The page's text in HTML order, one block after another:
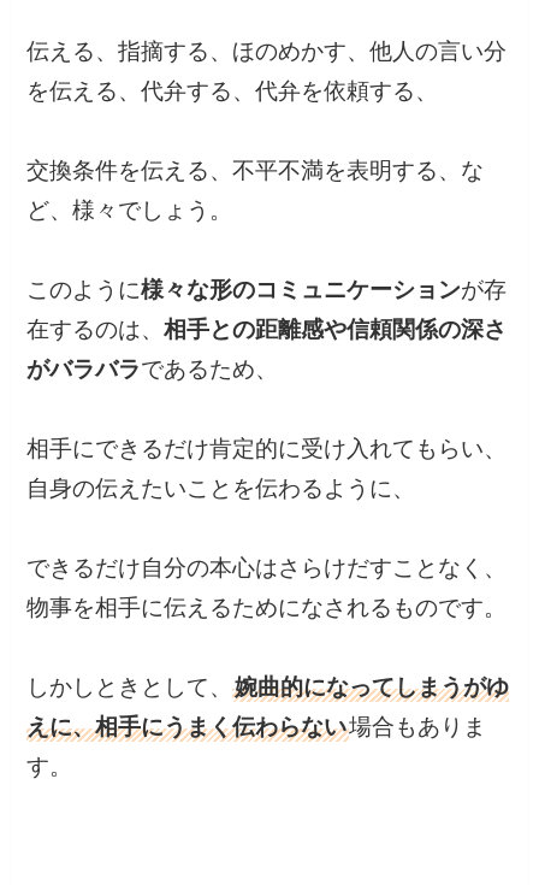
伝える、指摘する、ほのめかす、他人の言い分
を伝える、代弁する、代弁を依頼する、
交換条件を伝える、不平不満を表明する、な
ど、様々でしょう。
このように様々な形のコミュニケーションが存
在するのは、相手との距離感や信頼関係の深さ
がバラバラであるため、
相手にできるだけ肯定的に受け入れてもらい、
自身の伝えたいことを伝わるように、
できるだけ自分の本心はさらけだすことなく、
物事を相手に伝えるためになされるものです。
しかしときとして、婉曲的になってしまうがゆ
えに、相手にうまく伝わらない場合もありま
す。